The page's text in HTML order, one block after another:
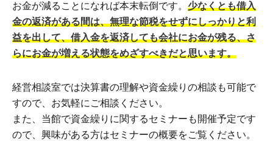
お金が減ることになれば本末転倒です。 少なくとも借入
金の返済がある間は、無理な節税をせずにしっかりと利
益を出して、借入金を返済しても会社にお金が残る、さ
らにお金が増える状態をめざすべきだと思います。
経営相談室では決算書の理解や資金繰りの相談も可能で
すので、お気軽にご相談ください。
また、当館で資金繰りに関するセミナーも開催予定です
ので、興味がある方はセミナーの概要をご覧ください。